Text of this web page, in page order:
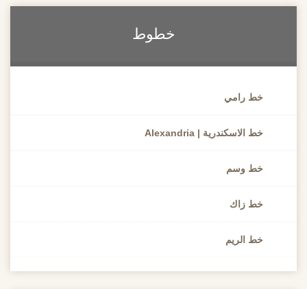
خطوط
خط رامي
خط الاسكندرية | Alexandria
خط وسم
خط زاك
خط الريم